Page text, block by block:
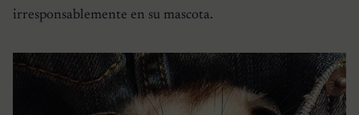
irresponsablemente en su mascota.